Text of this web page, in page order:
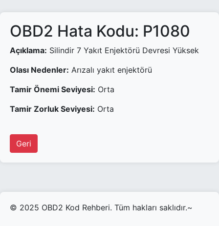
OBD2 Hata Kodu: P1080
Açıklama: Silindir 7 Yakıt Enjektörü Devresi Yüksek
Olası Nedenler: Arızalı yakıt enjektörü
Tamir Önemi Seviyesi: Orta
Tamir Zorluk Seviyesi: Orta
Geri
© 2025 OBD2 Kod Rehberi. Tüm hakları saklıdır.~